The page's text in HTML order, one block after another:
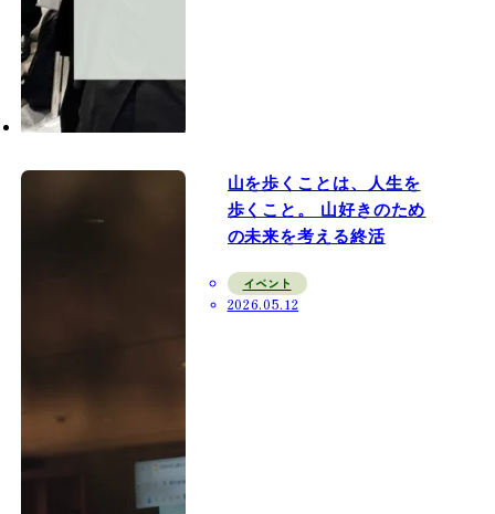
山を歩くことは、人生を
歩くこと。 山好きのため
の未来を考える終活
イベント
2026.05.12